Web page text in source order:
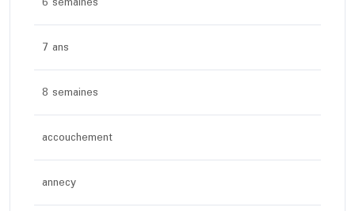
7 ans
8 semaines
accouchement
annecy